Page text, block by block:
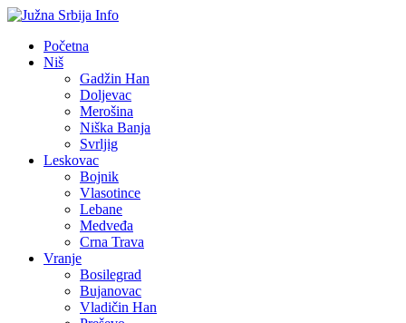
Početna
Niš
Gadžin Han
Doljevac
Merošina
Niška Banja
Svrljig
Leskovac
Bojnik
Vlasotince
Lebane
Medveđa
Crna Trava
Vranje
Bosilegrad
Bujanovac
Vladičin Han